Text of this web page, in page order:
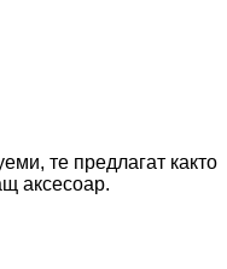
те предлагат както
аксесоар.